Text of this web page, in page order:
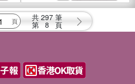
共 297 筆
第 8 頁